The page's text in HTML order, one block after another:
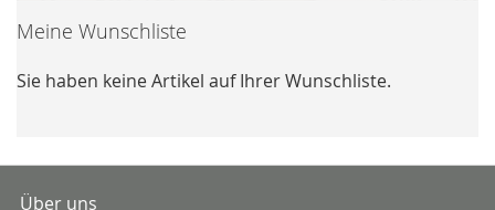
Meine Wunschliste
Sie haben keine Artikel auf Ihrer Wunschliste.
Über uns